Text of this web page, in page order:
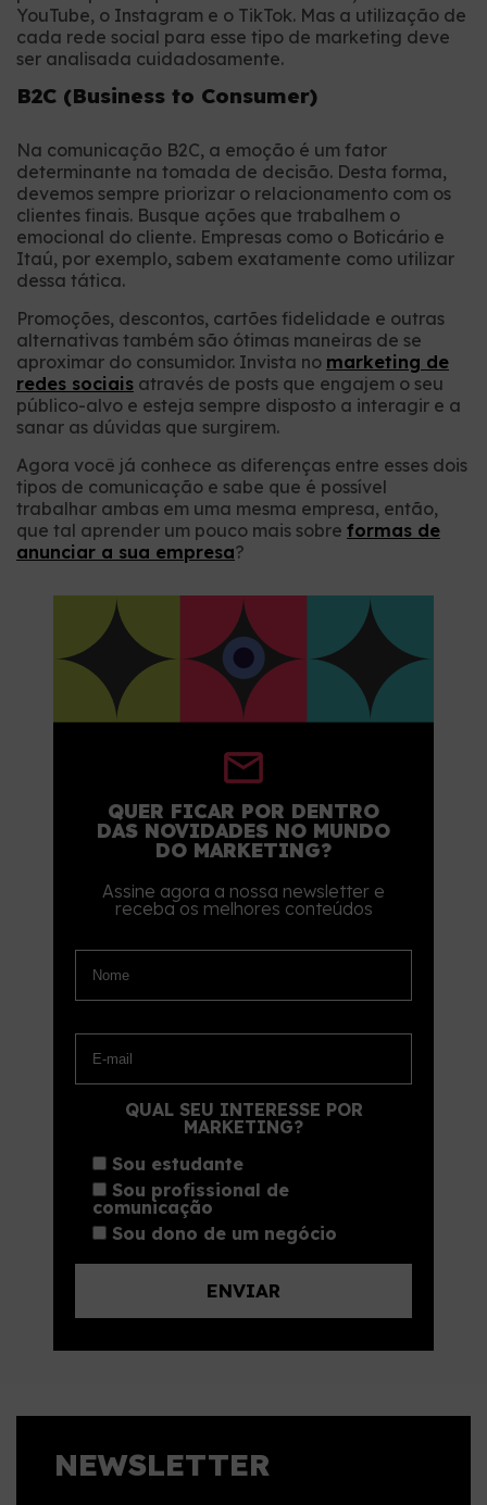
YouTube, o Instagram e o TikTok. Mas a utilização de
cada rede social para esse tipo de marketing deve
ser analisada cuidadosamente.
B2C (Business to Consumer)
Na comunicação B2C, a emoção é um fator
determinante na tomada de decisão. Desta forma,
devemos sempre priorizar o relacionamento com os
clientes finais. Busque ações que trabalhem o
emocional do cliente. Empresas como o Boticário e
Itaú, por exemplo, sabem exatamente como utilizar
dessa tática.
Promoções, descontos, cartões fidelidade e outras
alternativas também são ótimas maneiras de se
aproximar do consumidor. Invista no marketing de
redes sociais através de posts que engajem o seu
público-alvo e esteja sempre disposto a interagir e a
sanar as dúvidas que surgirem.
Agora você já conhece as diferenças entre esses dois
tipos de comunicação e sabe que é possível
trabalhar ambas em uma mesma empresa, então,
que tal aprender um pouco mais sobre formas de
anunciar a sua empresa?
QUER FICAR POR DENTRO
DAS NOVIDADES NO MUNDO
DO MARKETING?
Assine agora a nossa newsletter e
receba os melhores conteúdos
QUAL SEU INTERESSE POR
MARKETING?
Sou estudante
Sou profissional de
comunicação
Sou dono de um negócio
NEWSLETTER